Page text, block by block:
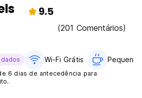
9.5
(201 Comentários)
Wi-Fi Grátis
6 dias de antecedência para